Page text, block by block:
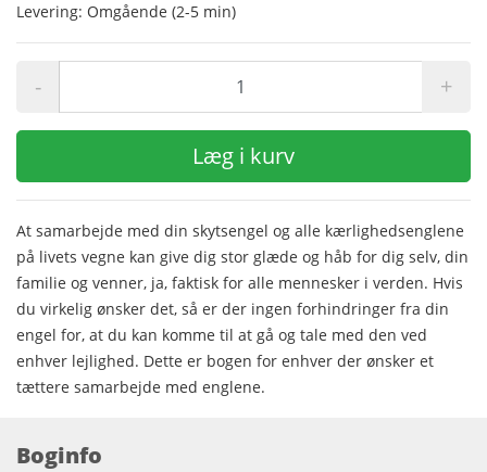
Levering: Omgående (2-5 min)
- +
Læg i kurv
At samarbejde med din skytsengel og alle kærlighedsenglene
på livets vegne kan give dig stor glæde og håb for dig selv, din
familie og venner, ja, faktisk for alle mennesker i verden. Hvis
du virkelig ønsker det, så er der ingen forhindringer fra din
engel for, at du kan komme til at gå og tale med den ved
enhver lejlighed. Dette er bogen for enhver der ønsker et
tættere samarbejde med englene.
Boginfo